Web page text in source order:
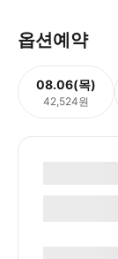
옵션예약
08.06(목)
42,524원